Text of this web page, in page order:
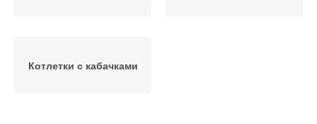
Котлетки с кабачками